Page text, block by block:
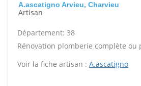
A.ascatigno Arvieu, Charvieu
Artisan
Département: 38
Rénovation plomberie complète ou
Voir la fiche artisan : A.ascatigno